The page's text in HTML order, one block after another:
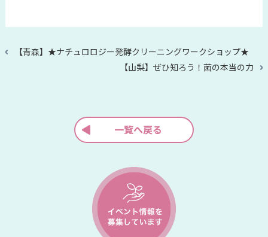
過【青森】★ナチュロロジー発酵クリーニングワークショップ★
次【山梨】ぜひ知ろう！菌の本当の力
一覧へ戻る